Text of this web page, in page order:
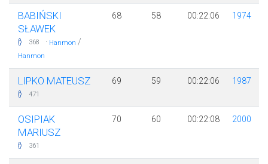
BABIŃSKI
SŁAWEK
368 · Hanmon /
Hanmon
68 58 00:22:06 1974
LIPKO MATEUSZ
471
69 59 00:22:06 1987
OSIPIAK
MARIUSZ
361
70 60 00:22:08 2000